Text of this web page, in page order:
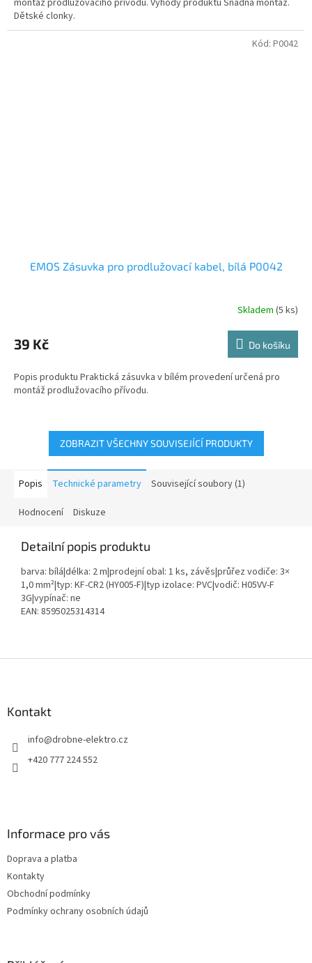
montáž prodlužovacího přívodu. Výhody produktu Snadná montáž.
Dětské clonky.
EMOS Zásuvka pro prodlužovací kabel, bílá P0042
produktu
je
z
5
Skladem(5 ks)
39 Kč Do košíku
Popis produktu Praktická zásuvka v bílém provedení určená pro
montáž prodlužovacího přívodu.
Kód: P0042
ZOBRAZIT VŠECHNY SOUVISEJÍCÍ PRODUKTY
Popis Technické parametry Související soubory (1)
Hodnocení Diskuze
Detailní popis produktu
barva: bílá|délka: 2 m|prodejní obal: 1 ks, závěs|průřez vodiče: 3×
1,0 mm²|typ: KF-CR2 (HY005-F)|typ izolace: PVC|vodič: H05VV-F
3G|vypínač: ne
EAN: 8595025314314
Kontakt
info@drobne-elektro.cz
+420 777 224 552
Informace pro vás
Doprava a platba
Kontakty
Obchodní podmínky
Podmínky ochrany osobních údajů